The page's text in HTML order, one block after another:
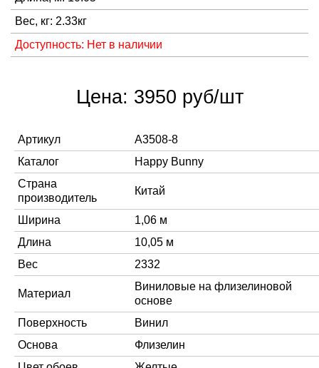
Вес, кг: 2.33кг
Доступность: Нет в наличии
Цена: 3950 руб/шт
Артикул
A3508-8
Каталог
Happy Bunny
Страна
производитель
Китай
Ширина
1,06 м
Длина
10,05 м
Вес
2332
Материал
Виниловые на флизелиновой
основе
Поверхность
Винил
Основа
Флизелин